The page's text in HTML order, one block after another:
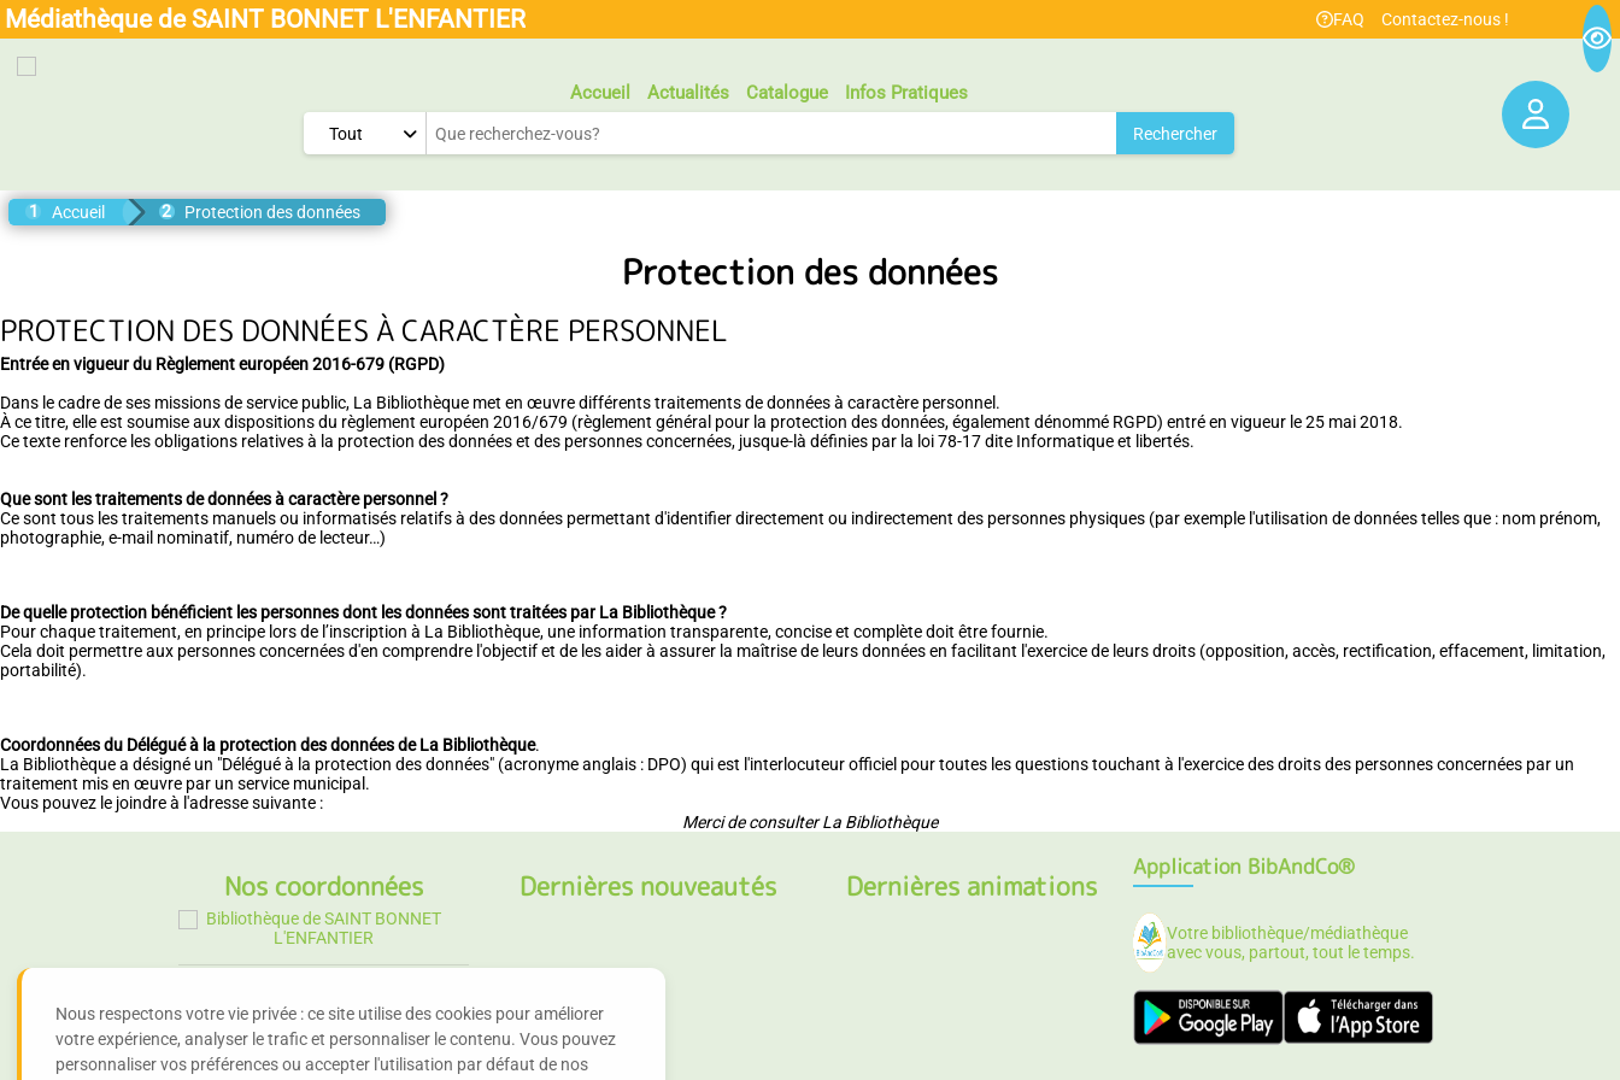
Confort +
Nous respectons votre vie privée : ce site utilise des cookies pour améliorer
votre expérience, analyser le trafic et personnaliser le contenu. Vous pouvez
personnaliser vos préférences ou accepter l'utilisation par défaut de nos
Médiathèque de SAINT BONNET L'ENFANTIER FAQ Contactez-nous !
Général
Accueil Actualités Catalogue Infos Pratiques
Tout Rechercher
Accueil Protection des données
Protection des données
PROTECTION DES DONNÉES À CARACTÈRE PERSONNEL
Entrée en vigueur du Règlement européen 2016-679 (RGPD)
Dans le cadre de ses missions de service public, La Bibliothèque met en œuvre différents traitements de données à caractère personnel.
À ce titre, elle est soumise aux dispositions du règlement européen 2016/679 (règlement général pour la protection des données, également dénommé RGPD) entré en vigueur le 25 mai 2018.
Ce texte renforce les obligations relatives à la protection des données et des personnes concernées, jusque-là définies par la loi 78-17 dite Informatique et libertés.
Que sont les traitements de données à caractère personnel ?
Ce sont tous les traitements manuels ou informatisés relatifs à des données permettant d'identifier directement ou indirectement des personnes physiques (par exemple l'utilisation de données telles que : nom prénom,
photographie, e-mail nominatif, numéro de lecteur…)
De quelle protection bénéficient les personnes dont les données sont traitées par La Bibliothèque ?
Pour chaque traitement, en principe lors de l’inscription à La Bibliothèque, une information transparente, concise et complète doit être fournie.
Cela doit permettre aux personnes concernées d'en comprendre l'objectif et de les aider à assurer la maîtrise de leurs données en facilitant l'exercice de leurs droits (opposition, accès, rectification, effacement, limitation,
portabilité).
Coordonnées du Délégué à la protection des données de La Bibliothèque.
La Bibliothèque a désigné un "Délégué à la protection des données" (acronyme anglais : DPO) qui est l'interlocuteur officiel pour toutes les questions touchant à l'exercice des droits des personnes concernées par un
traitement mis en œuvre par un service municipal.
Vous pouvez le joindre à l'adresse suivante :
Merci de consulter La Bibliothèque
Nos coordonnées
Bibliothèque de SAINT BONNET
L'ENFANTIER
Dernières nouveautés Dernières animations
Application BibAndCo®
Votre bibliothèque/médiathèque
avec vous, partout, tout le temps.